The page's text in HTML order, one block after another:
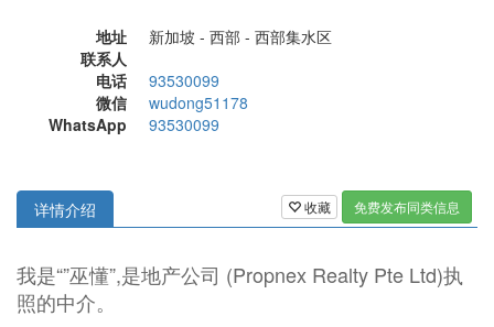
地址
新加坡 - 西部 - 西部集水区
联系人
电话
93530099
微信
wudong51178
WhatsApp
93530099
收藏 免费发布同类信息
详情介绍
我是“”巫懂”,是地产公司 (Propnex Realty Pte Ltd)执
照的中介。